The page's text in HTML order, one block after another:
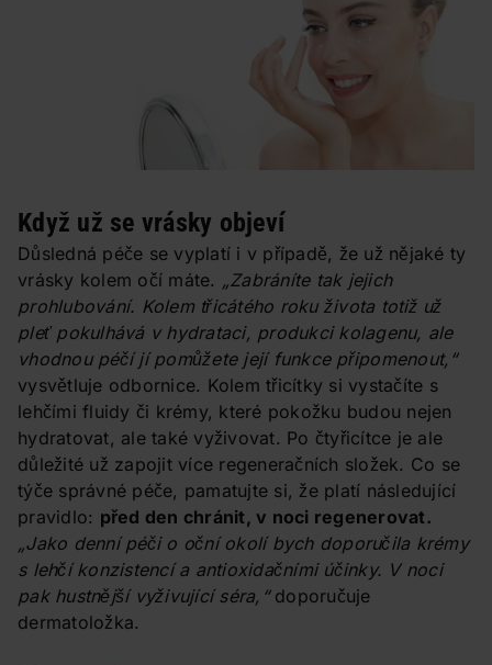
Když už se vrásky objeví
Důsledná péče se vyplatí i v případě, že už nějaké ty
vrásky kolem očí máte. „Zabráníte tak jejich
prohlubování. Kolem třicátého roku života totiž už
pleť pokulhává v hydrataci, produkci kolagenu, ale
vhodnou péčí jí pomůžete její funkce připomenout,“
vysvětluje odbornice. Kolem třicítky si vystačíte s
lehčími fluidy či krémy, které pokožku budou nejen
hydratovat, ale také vyživovat. Po čtyřicítce je ale
důležité už zapojit více regeneračních složek. Co se
týče správné péče, pamatujte si, že platí následující
pravidlo: před den chránit, v noci regenerovat.
„Jako denní péči o oční okolí bych doporučila krémy
s lehčí konzistencí a antioxidačními účinky. V noci
pak hustnější vyživující séra,“ doporučuje
dermatoložka.